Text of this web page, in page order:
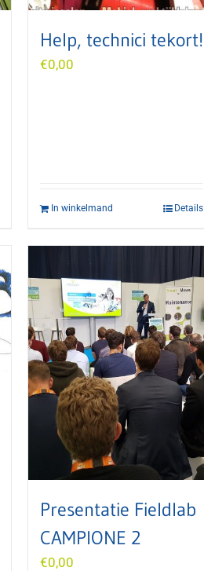
Help, technici tekort!
€0,00
In winkelmand Details
Presentatie Fieldlab
CAMPIONE 2
€0,00